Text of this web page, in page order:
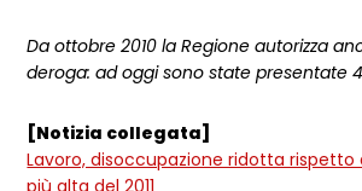
Da ottobre 2010 la Regione autorizza
deroga: ad oggi sono state presentate
[Notizia collegata]
Lavoro, disoccupazione ridotta